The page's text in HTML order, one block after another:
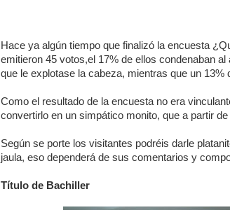
Hace ya algún tiempo que finalizó la encuesta
emitieron 45 votos,el 17% de ellos condenaban
que le explotase la cabeza, mientras que un 13%
Como el resultado de la encuesta no era
convertirlo en un simpático monito, que a partir
Según se porte los visitantes podréis darle
jaula, eso dependerá de sus comentarios y
Título de Bachiller